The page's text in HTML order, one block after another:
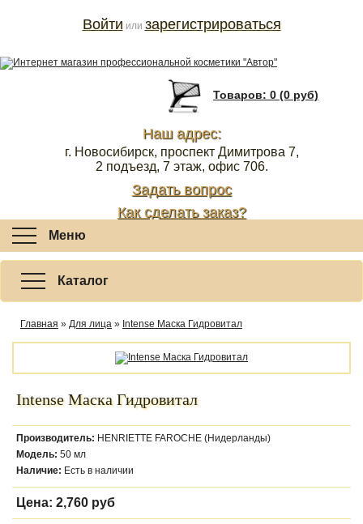
Товаров: 0 (0 руб)
Наш адрес:
г. Новосибирск, проспект Димитрова 7,
2 подъезд, 7 этаж, офис 706.
Задать вопрос
Как сделать заказ?
Войти или зарегистрироваться
Меню
Каталог
Главная » Для лица » Intense Маска Гидровитал
Intense Маска Гидровитал
Производитель: HENRIETTE FAROCHE (Нидерланды)
Модель: 50 мл
Наличие: Есть в наличии
Цена: 2,760 руб